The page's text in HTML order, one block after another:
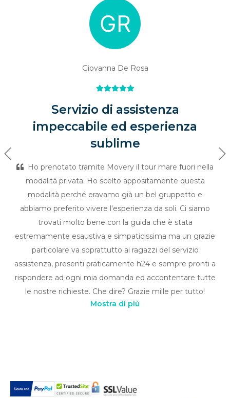
Giovanna De Rosa
Servizio di assistenza
impeccabile ed esperienza
sublime
Ho prenotato tramite Movery il tour mare fuori nella
modalità privata. Ho scelto appositamente questa
modalità perché eravamo già un bel gruppetto e
abbiamo preferito vivere l'esperienza da soli. Ci siamo
trovati molto bene con la guida che è stata
estremamente esaustiva e simpaticissima ma un grazie
particolare va soprattutto ai ragazzi del servizio
assistenza, presenti praticamente h24 e sempre pronti a
rispondere ad ogni mia domanda ed accontentare tutte
le nostre richieste. Che dire? Grazie mille per tutto!
Previous
Mostra di più